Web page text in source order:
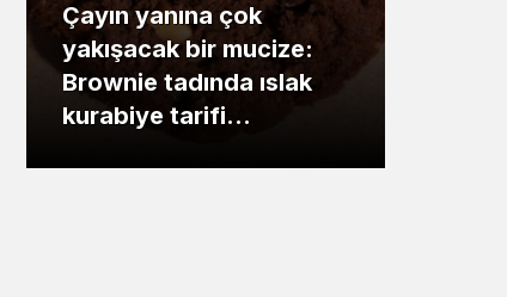
Çayın yanına çok
yakışacak bir mucize:
Brownie tadında ıslak
kurabiye tarifi…